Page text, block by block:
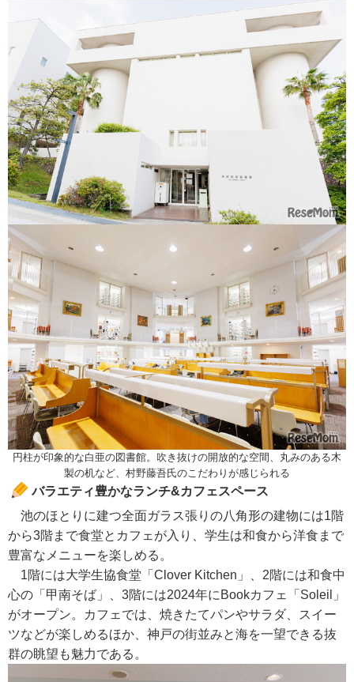
円柱が印象的な白亜の図書館。吹き抜けの開放的な空間、丸みのある木
製の机など、村野藤吾氏のこだわりが感じられる
バラエティ豊かなランチ&カフェスペース
池のほとりに建つ全面ガラス張りの八角形の建物には1階
から3階まで食堂とカフェが入り、学生は和食から洋食まで
豊富なメニューを楽しめる。
1階には大学生協食堂「Clover Kitchen」、2階には和食中
心の「甲南そば」、3階には2024年にBookカフェ「Soleil」
がオープン。カフェでは、焼きたてパンやサラダ、スイー
ツなどが楽しめるほか、神戸の街並みと海を一望できる抜
群の眺望も魅力である。